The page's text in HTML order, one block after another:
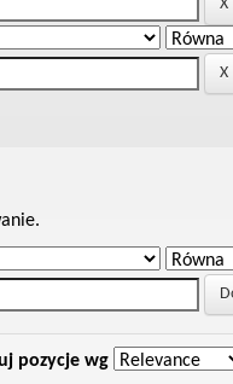
pozycje wg